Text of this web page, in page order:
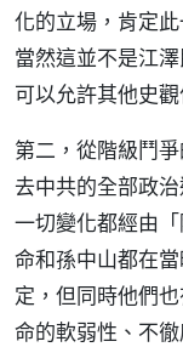
化的立場，肯定
當然這並不是江
可以允許其他史
第二，從階級鬥
去中共的全部政
一切變化都經由
命和孫中山都在
定，但同時他們
命的軟弱性、不